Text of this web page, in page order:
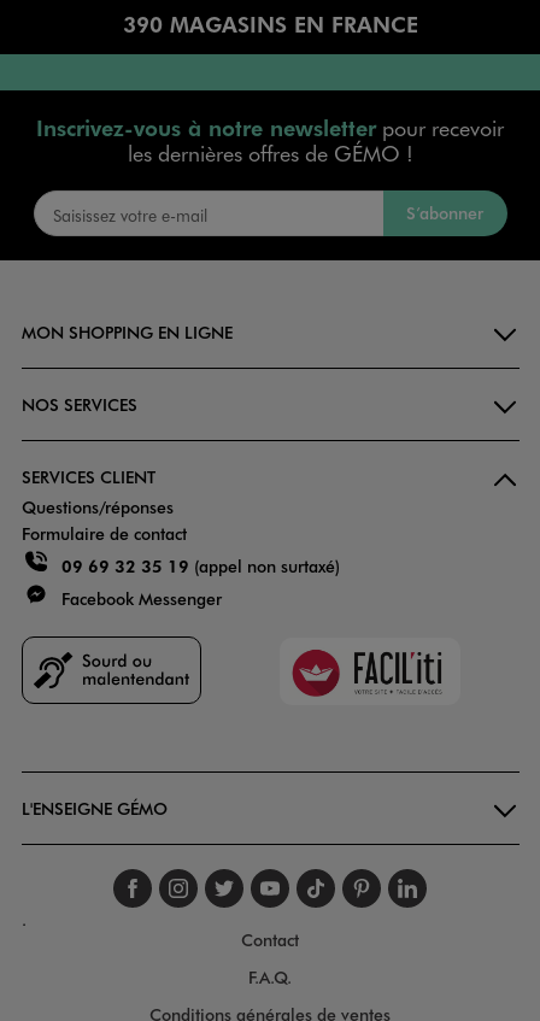
390 MAGASINS EN FRANCE
Inscrivez-vous à notre newsletterpour recevoir
les dernières offres de GÉMO !
S’abonner
MON SHOPPING EN LIGNE
NOS SERVICES
SERVICES CLIENT
Questions/réponses
Formulaire de contact
09 69 32 35 19 (appel non surtaxé)
Facebook Messenger
Faciliti
L'ENSEIGNE GÉMO
Suivez-nous sur
Suivez-nous sur
Suivez-nous sur
Suivez-nous
Suivez-nous
Suivez-
.
Contact
F.A.Q.
Conditions générales de ventes